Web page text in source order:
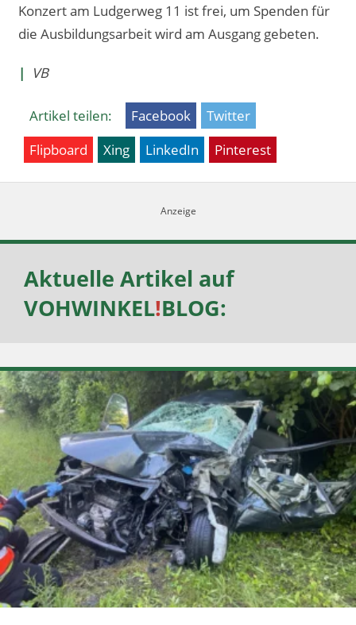
Konzert am Ludgerweg 11 ist frei, um Spenden für
die Ausbildungsarbeit wird am Ausgang gebeten.
| VB
Artikel teilen: Facebook
Twitter
Flipboard
Xing LinkedIn Pinterest
Aktuelle Artikel auf
VOHWINKEL!BLOG: